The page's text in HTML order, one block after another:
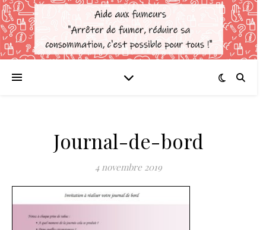
Journal-de-bord
4 novembre 2019